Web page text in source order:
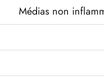
Médias non